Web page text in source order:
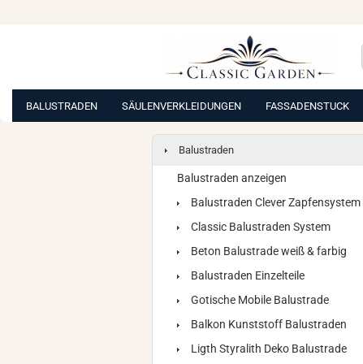
BALUSTRADEN SÄULENVERKLEIDUNGEN FASSADENSTUCK
Balustraden
Balustraden anzeigen
Balustraden Clever Zapfensystem
Classic Balustraden System
Beton Balustrade weiß & farbig
Balustraden Einzelteile
Gotische Mobile Balustrade
Balkon Kunststoff Balustraden
Ligth Styralith Deko Balustrade